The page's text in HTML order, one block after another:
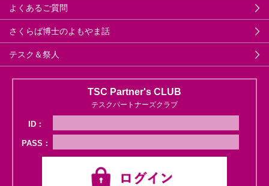
よくあるご質問
さくらば博士のよもやま話
テスク＆祭人
TSC Partner's CLUB
テスクパートナーズクラブ
ID：
PASS：